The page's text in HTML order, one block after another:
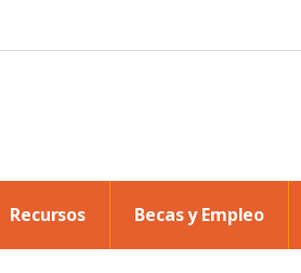
Recursos Becas y Empleo